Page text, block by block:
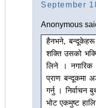
September
Anonymous
हैनभने,
शक्ति उसको
लिने । नगारिक
प्राण बन्दूकमा
गर्नु । निर्वाचन
भोट एकमुष्ट